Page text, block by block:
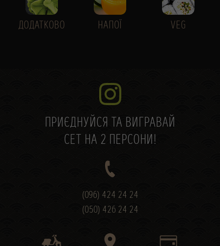
ДОДАТКОВО НАПОЇ VEG
ПРИЄДНУЙСЯ ТА ВИГРАВАЙ
СЕТ НА 2 ПЕРСОНИ!
(096) 424 24 24
(050) 426 24 24